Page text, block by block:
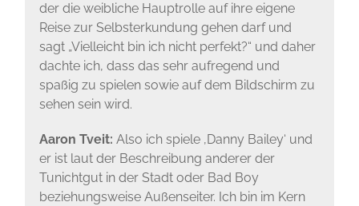
der die weibliche Hauptrolle auf ihre eigene
Reise zur Selbsterkundung gehen darf und
sagt „Vielleicht bin ich nicht perfekt?“ und daher
dachte ich, dass das sehr aufregend und
spaßig zu spielen sowie auf dem Bildschirm zu
sehen sein wird.
Aaron Tveit: Also ich spiele ‚Danny Bailey‘ und
er ist laut der Beschreibung anderer der
Tunichtgut in der Stadt oder Bad Boy
beziehungsweise Außenseiter. Ich bin im Kern